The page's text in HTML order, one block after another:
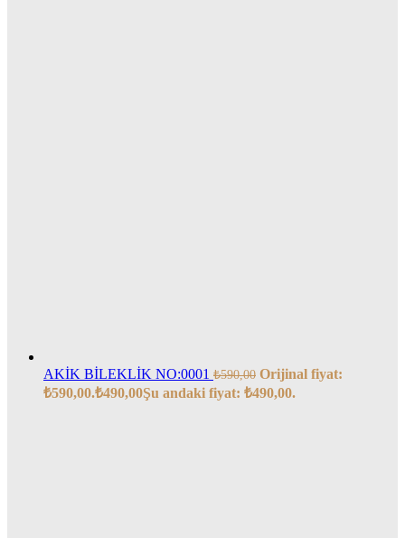
AKİK BİLEKLİK NO:0001 ₺590,00 Orijinal fiyat:
₺590,00.₺490,00Şu andaki fiyat: ₺490,00.